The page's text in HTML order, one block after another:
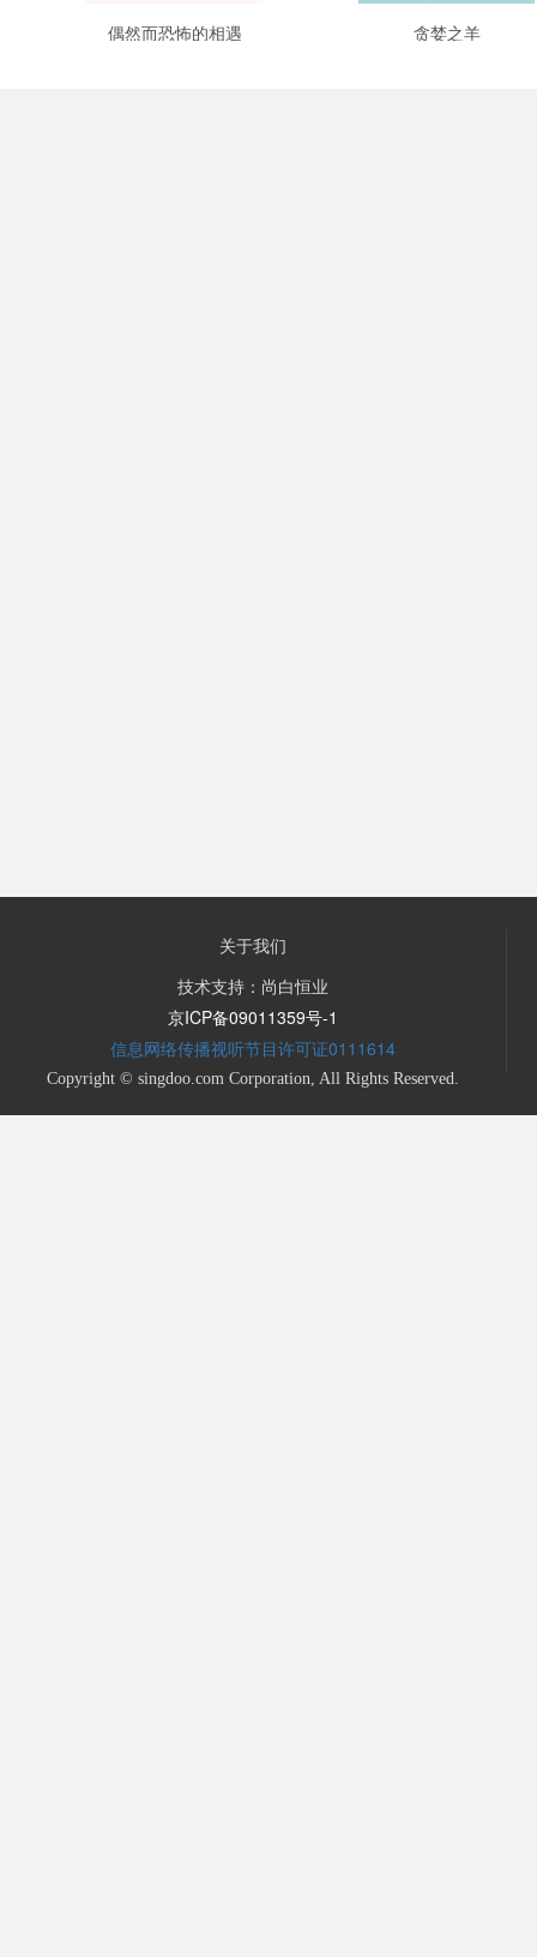
偶然而恐怖的相遇 贪婪之羊
关于我们
技术支持：尚白恒业
京ICP备09011359号-1
信息网络传播视听节目许可证0111614
Copyright © singdoo.com Corporation, All Rights Reserved.